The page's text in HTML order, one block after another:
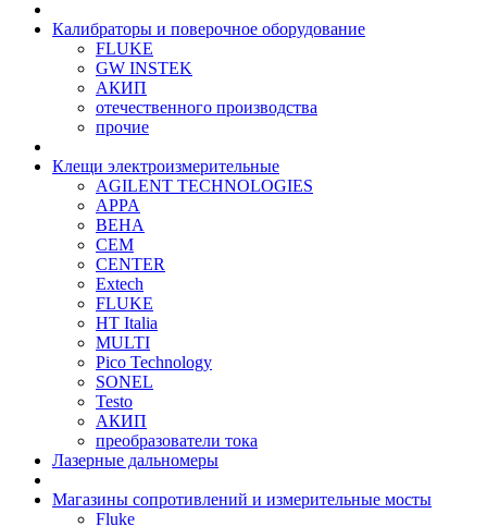
Калибраторы и поверочное оборудование
FLUKE
GW INSTEK
АКИП
отечественного производства
прочие
Клещи электроизмерительные
AGILENT TECHNOLOGIES
APPA
BEHA
CEM
CENTER
Extech
FLUKE
HT Italia
MULTI
Pico Technology
SONEL
Testo
АКИП
преобразователи тока
Лазерные дальномеры
Магазины сопротивлений и измерительные мосты
Fluke